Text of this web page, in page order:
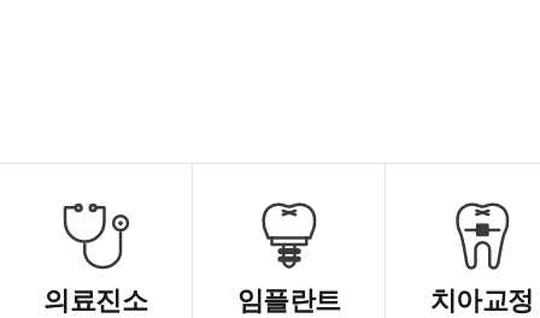
의료진소
임플란트 치아교정